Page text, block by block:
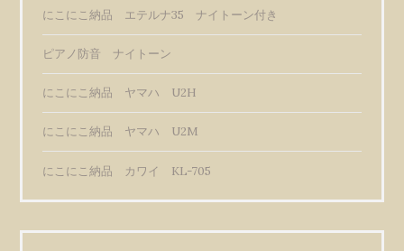
にこにこ納品 エテルナ35 ナイトーン付き
ピアノ防音 ナイトーン
にこにこ納品 ヤマハ U2H
にこにこ納品 ヤマハ U2M
にこにこ納品 カワイ KL-705